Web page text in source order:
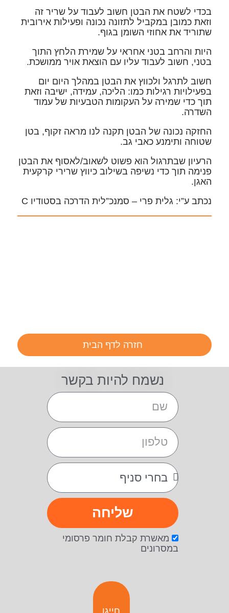
בכדי לשטח את הבטן חשוב לעבוד על שריר זה
וזאת כמובן במקביל לתזונה נכונה ופעילות אירובית
שתוריד את אחוזי השומן בגוף.
היות והרחב בטני אחראי על שמירת הלחץ התוך
בטני, חשוב לעבוד עליו עם הוצאת אויר ממושכת.
חשוב לתרגל ולכווץ את הבטן במהלך היום יום
בפעילויות רגילות כמו: הליכה, עמידה, ישיבה וזאת
תוך כדי שמירה על העקומות הטבעיות של עמוד
השדרה.
החזקה נכונה של הבטן תקנה לנו מראה זקוף, בטן
שטוחה ותימנע כאבי גב.
הרעיון שבתרגול הוא פשוט לשאוב/לאסוף את הבטן
פנימה תוך כדי נשיפה בשילוב כיווץ שרירי קרקעית
האגן.
נכתב ע”י: גלית פרי – סמנכ”לית הדרכה בסטודיו C
חזרה לדף הבית
נשמח להיות בקשר
מאשרת קבלת חומר פרסומי
במסרונים
שליחה
חייגו